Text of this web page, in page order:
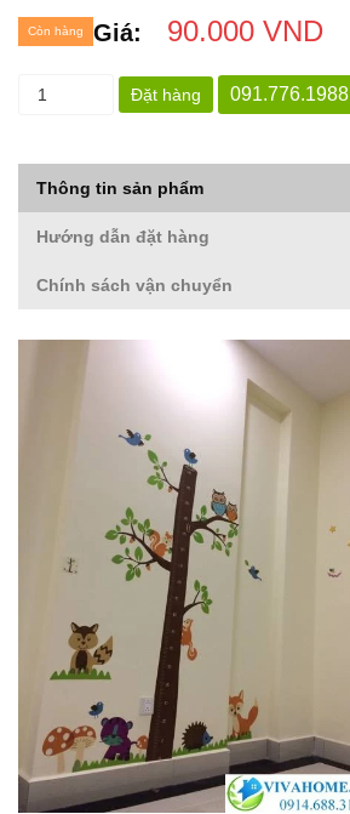
Giá: 90.000 VND
Còn hàng
Đặt hàng 091.776.1988
Thông tin sản phẩm
Hướng dẫn đặt hàng
Chính sách vận chuyển